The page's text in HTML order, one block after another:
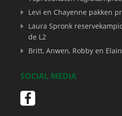
Levi en Chayenne pakken
Laura Spronk
de L2
Britt, Anwen, Robby en
SOCIAL MEDIA